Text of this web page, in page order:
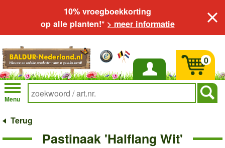
10% vroegboekkorting
op alle planten!* > meer informatie
Inloggen
Menu
0
Terug
Pastinaak 'Halflang Wit'